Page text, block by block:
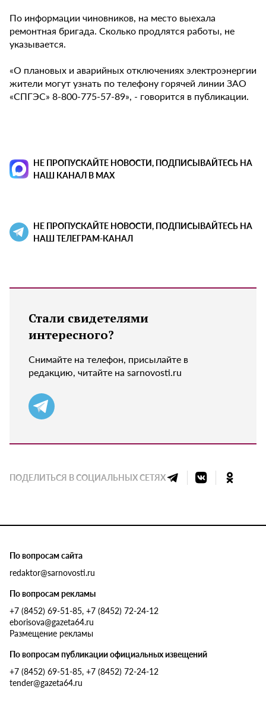
По информации чиновников, на место выехала
ремонтная бригада. Сколько продлятся работы, не
указывается.
«О плановых и аварийных отключениях электроэнергии
жители могут узнать по телефону горячей линии ЗАО
«СПГЭС» 8-800-775-57-89», - говорится в публикации.
НЕ ПРОПУСКАЙТЕ НОВОСТИ, ПОДПИСЫВАЙТЕСЬ НА
НАШ КАНАЛ В MAX
НЕ ПРОПУСКАЙТЕ НОВОСТИ, ПОДПИСЫВАЙТЕСЬ НА
НАШ ТЕЛЕГРАМ-КАНАЛ
Стали свидетелями
интересного?
Снимайте на телефон, присылайте в
редакцию, читайте на sarnovosti.ru
ПОДЕЛИТЬСЯ В СОЦИАЛЬНЫХ СЕТЯХ
По вопросам сайта
redaktor@sarnovosti.ru
По вопросам рекламы
+7 (8452) 69-51-85, +7 (8452) 72-24-12
eborisova@gazeta64.ru
Размещение рекламы
По вопросам публикации официальных извещений
+7 (8452) 69-51-85, +7 (8452) 72-24-12
tender@gazeta64.ru